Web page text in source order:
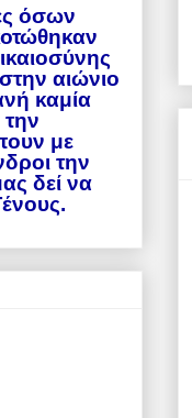
όσων
αιώνιο
καμία
με
την
δεί να